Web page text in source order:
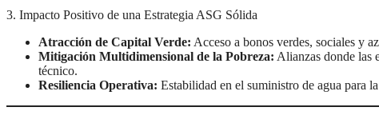
3. Impacto Positivo de una Estrategia ASG Sólida
Atracción de Capital Verde: Acceso a bonos verdes, sociales y
Mitigación Multidimensional de la Pobreza: Alianzas donde las
técnico.
Resiliencia Operativa: Estabilidad en el suministro de agua para